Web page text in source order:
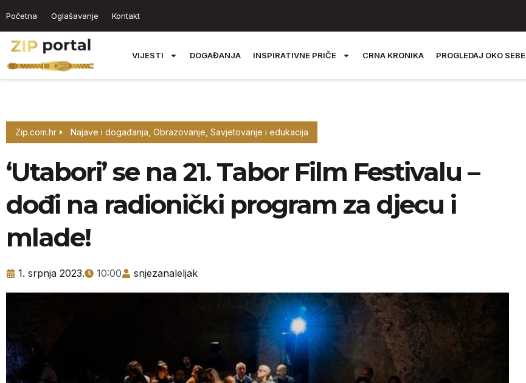
Početna Oglašavanje Kontakt
VIJESTI DOGAĐANJA INSPIRATIVNE PRIČE CRNA KRONIKA PROGLEDAJ OKO SEBE
Zip.com.hr Najave i događanja Obrazovanje Savjetovanje i edukacija
‘Utabori’ se na 21. Tabor Film Festivalu –
dođi na radionički program za djecu i
mlade!
1. srpnja 2023. 10:00 snjezanaleljak